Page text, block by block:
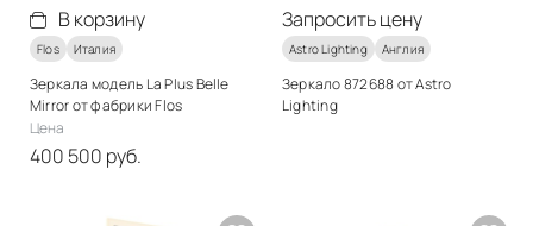
В корзину
Flos Италия
Зеркала модель La Plus Belle
Mirror от фабрики Flos
Цена
400 500 руб.
Металл, стекло
Запросить цену
Astro Lighting Англия
Зеркало 872688 от Astro
Lighting